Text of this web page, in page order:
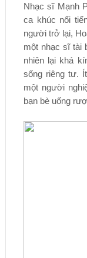
Nhạc sĩ Mạnh
ca khúc nổi
người trở lại,
một nhạc sĩ tài
nhiên lại khá
sống riêng tư.
một người
bạn bè uống